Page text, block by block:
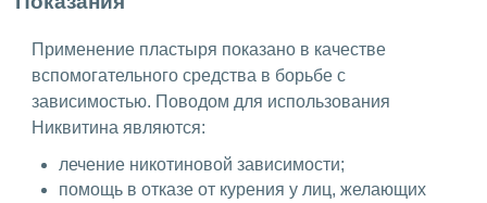
Применение пластыря показано в качестве
вспомогательного средства в борьбе с
зависимостью. Поводом для использования
Никвитина являются:
лечение никотиновой зависимости;
помощь в отказе от курения у лиц, желающих